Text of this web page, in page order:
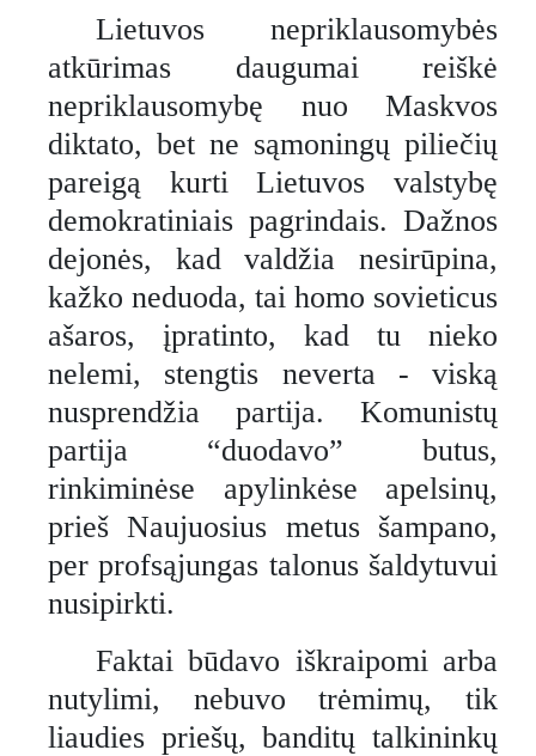
Lietuvos nepriklausomybės
atkūrimas daugumai reiškė
nepriklausomybę nuo Maskvos
diktato, bet ne sąmoningų piliečių
pareigą kurti Lietuvos valstybę
demokratiniais pagrindais. Dažnos
dejonės, kad valdžia nesirūpina,
kažko neduoda, tai homo sovieticus
ašaros, įpratinto, kad tu nieko
nelemi, stengtis neverta - viską
nusprendžia partija. Komunistų
partija “duodavo” butus,
rinkiminėse apylinkėse apelsinų,
prieš Naujuosius metus šampano,
per profsąjungas talonus šaldytuvui
nusipirkti.
Faktai būdavo iškraipomi arba
nutylimi, nebuvo trėmimų, tik
liaudies priešų, banditų talkininkų